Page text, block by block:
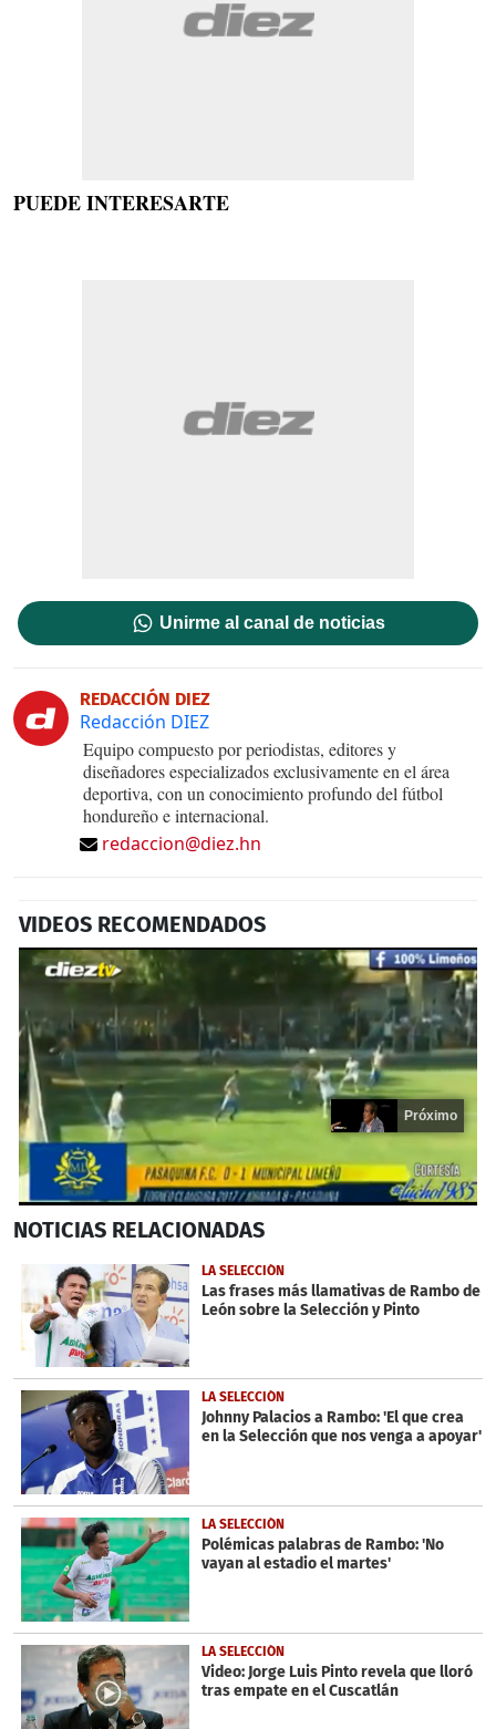
PUEDE INTERESARTE
Unirme al canal de noticias
REDACCIÓN DIEZ
Redacción DIEZ
Equipo compuesto por periodistas, editores y
diseñadores especializados exclusivamente en el área
deportiva, con un conocimiento profundo del fútbol
hondureño e internacional.
redaccion@diez.hn
VIDEOS RECOMENDADOS
seconds
19
seconds
Próximo
NOTICIAS RELACIONADAS
LA SELECCIÓN
Las frases más llamativas de Rambo de
León sobre la Selección y Pinto
LA SELECCIÓN
Johnny Palacios a Rambo: 'El que crea
en la Selección que nos venga a apoyar'
LA SELECCIÓN
Polémicas palabras de Rambo: 'No
vayan al estadio el martes'
LA SELECCIÓN
Video: Jorge Luis Pinto revela que lloró
tras empate en el Cuscatlán